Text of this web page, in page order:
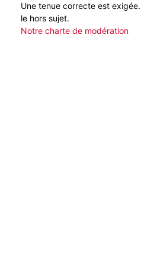
Une tenue correcte est
le hors sujet.
Notre charte de modération